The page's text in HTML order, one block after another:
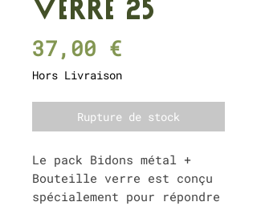
verre 25
37,00 €
Hors Livraison
Rupture de stock
Le pack Bidons métal +
Bouteille verre est conçu
spécialement pour répondre